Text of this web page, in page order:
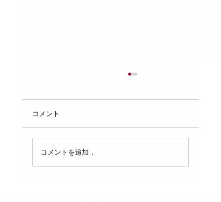
キッチンや洗面台の排水口から嫌な臭いがす
る、触るとぬるぬるする——そんな悩みを抱え
ている方は多いはずです。実はこのぬめりと臭
いは、正しい方法で定期的にケアするだけで大
コメント
コメントを追加…